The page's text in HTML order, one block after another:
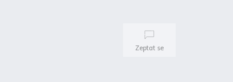
Zeptat se